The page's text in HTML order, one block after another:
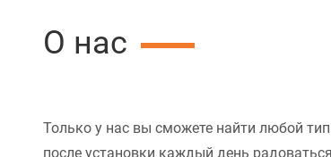
О нас
Только у нас вы сможете найти любой
после установки каждый день